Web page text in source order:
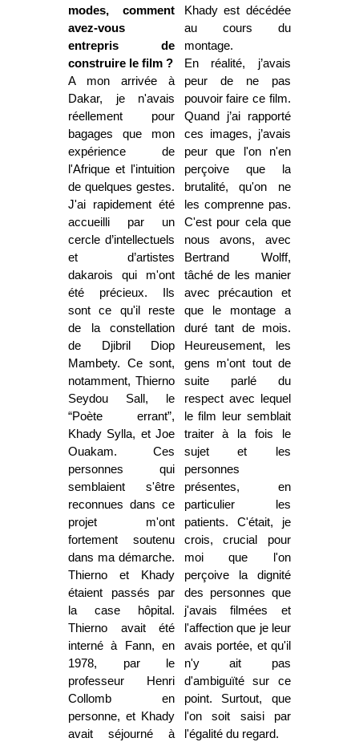
modes, comment
avez-vous
entrepris de
construire le film ?
A mon arrivée à
Dakar, je n'avais
réellement pour
bagages que mon
expérience de
l'Afrique et l'intuition
de quelques gestes.
J'ai rapidement été
accueilli par un
cercle d’intellectuels
et d’artistes
dakarois qui m'ont
été précieux. Ils
sont ce qu'il reste
de la constellation
de Djibril Diop
Mambety. Ce sont,
notamment, Thierno
Seydou Sall, le
“Poète errant”,
Khady Sylla, et Joe
Ouakam. Ces
personnes qui
semblaient s'être
reconnues dans ce
projet m'ont
fortement soutenu
dans ma démarche.
Thierno et Khady
étaient passés par
la case hôpital.
Thierno avait été
interné à Fann, en
1978, par le
professeur Henri
Collomb en
personne, et Khady
avait séjourné à
Khady est décédée
au cours du
montage.
En réalité, j’avais
peur de ne pas
pouvoir faire ce film.
Quand j’ai rapporté
ces images, j’avais
peur que l'on n'en
perçoive que la
brutalité, qu'on ne
les comprenne pas.
C'est pour cela que
nous avons, avec
Bertrand Wolff,
tâché de les manier
avec précaution et
que le montage a
duré tant de mois.
Heureusement, les
gens m'ont tout de
suite parlé du
respect avec lequel
le film leur semblait
traiter à la fois le
sujet et les
personnes
présentes, en
particulier les
patients. C'était, je
crois, crucial pour
moi que l'on
perçoive la dignité
des personnes que
j'avais filmées et
l'affection que je leur
avais portée, et qu'il
n'y ait pas
d'ambiguïté sur ce
point. Surtout, que
l'on soit saisi par
l'égalité du regard.